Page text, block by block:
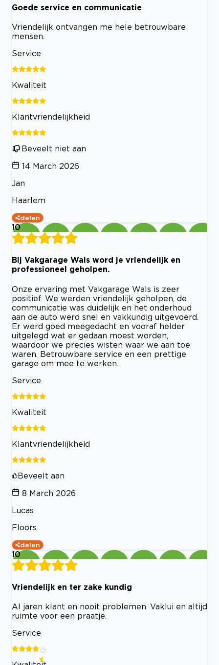
Goede service en communicatie
Vriendelijk ontvangen me hele betrouwbare
mensen.
Service
Kwaliteit
Klantvriendelijkheid
Beveelt niet aan
14 March 2026
Jan
Haarlem
delen
10
Bij Vakgarage Wals word je vriendelijk en
professioneel geholpen.
Onze ervaring met Vakgarage Wals is zeer
positief. We werden vriendelijk geholpen, de
communicatie was duidelijk en het onderhoud
aan de auto werd snel en vakkundig uitgevoerd.
Er werd goed meegedacht en vooraf helder
uitgelegd wat er gedaan moest worden,
waardoor we precies wisten waar we aan toe
waren. Betrouwbare service en een prettige
garage om mee te werken.
Service
Kwaliteit
Klantvriendelijkheid
Beveelt aan
8 March 2026
Lucas
Floors
delen
10
Vriendelijk en ter zake kundig
Al jaren klant en nooit problemen. Vaklui en altijd
ruimte voor een praatje.
Service